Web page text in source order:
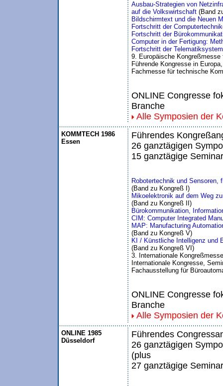
Ausbau-Strategien von
auf die Volkswirtschaft (Band
Bildschirmtext und die Neuen
Fortschritt der
Fortschritt der
Computer in der Fertigung:
Fortschritt der
9. Europäische
Führende Kongresse in
Fachmesse für technische
ONLINE Congresse
Branche
Alle Symposien der
KOMMTECH 1986
Essen
Führendes
26 ganztägigen
15 ganztägige
Robotertechnik und
(Band zu Kongreß I)
Mikoelektronik auf dem Weg
(Band zu Kongreß II)
Bürokommunikation,
CIM: Computer Integrated
MAP: Manufacturing
(Band zu Kongreß V)
KI / Künstliche Intelligenz und
(Band zu Kongreß VI)
3. Internationale
Internationale Kongresse,
Fachausstellung für
ONLINE Congresse
Branche
Alle Symposien der
ONLINE 1985
Düsseldorf
Führendes
26 ganztägigen
(plus
27 ganztägige